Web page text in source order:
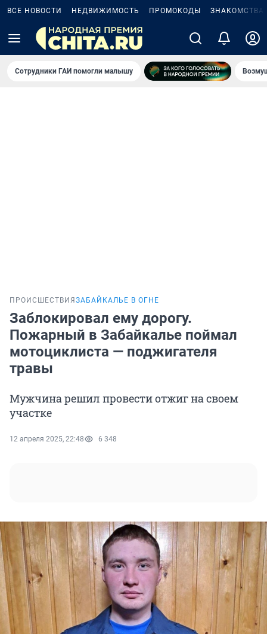
ВСЕ НОВОСТИ НЕДВИЖИМОСТЬ ПРОМОКОДЫ ЗНАКОМСТВА
Сотрудники ГАИ помогли малышу
ПРОИСШЕСТВИЯ ЗАБАЙКАЛЬЕ В ОГНЕ
Заблокировал ему дорогу.
Пожарный в Забайкалье поймал
мотоциклиста — поджигателя
травы
Мужчина решил провести отжиг на своем
участке
12 апреля 2025, 22:48 6 348